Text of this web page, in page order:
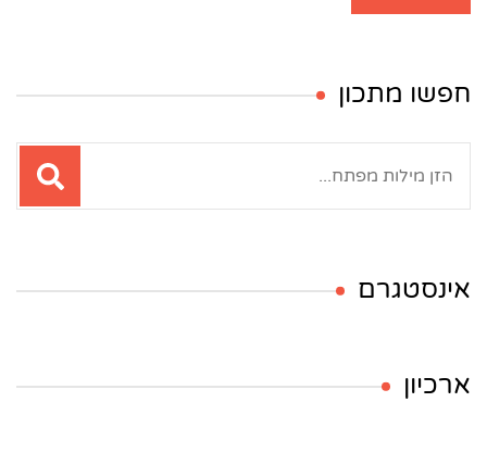
חפשו מתכון
אינסטגרם
ארכיון